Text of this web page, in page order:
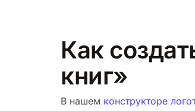
Как
книг»
В нашем конструкторе